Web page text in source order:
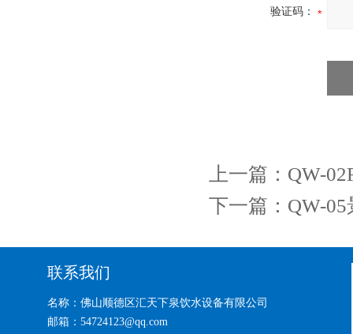
验证码：
上一篇： QW-
下一篇： QW-
联系我们
名称：佛山顺德区汇天下泉饮水设备有限公司
邮箱：54724123@qq.com